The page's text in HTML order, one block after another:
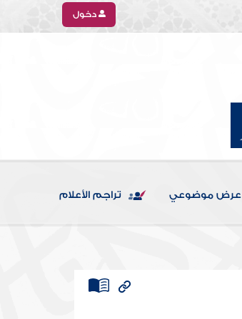
دخول
عرض موضوعي تراجم الأعلام